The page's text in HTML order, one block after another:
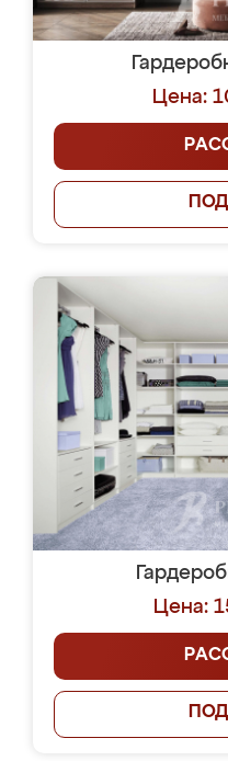
Цена:
Цена: